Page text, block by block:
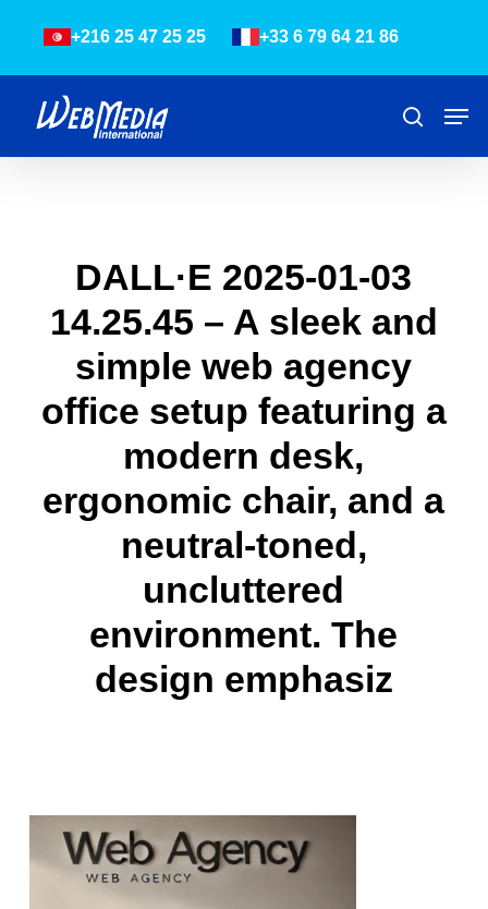
content
+216 25 47 25 25 +33 6 79 64 21 86
DALL·E 2025-01-03
14.25.45 – A sleek and
simple web agency
office setup featuring a
modern desk,
ergonomic chair, and a
neutral-toned,
uncluttered
environment. The
design emphasiz